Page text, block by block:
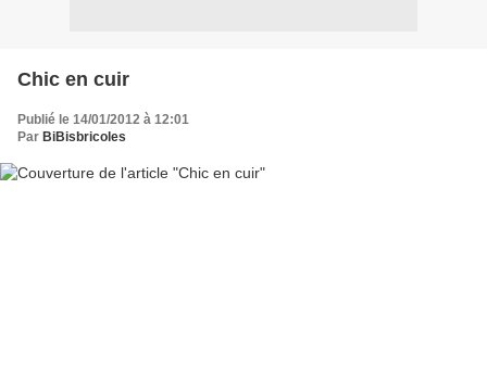
Chic en cuir
Publié le 14/01/2012 à 12:01
Par BiBisbricoles